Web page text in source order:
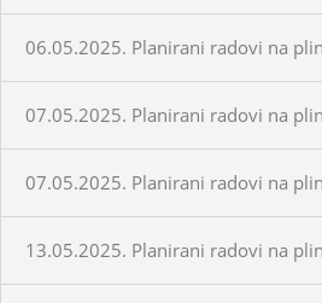
06.05.2025. Planirani radovi na
07.05.2025. Planirani radovi na
07.05.2025. Planirani radovi na
13.05.2025. Planirani radovi na